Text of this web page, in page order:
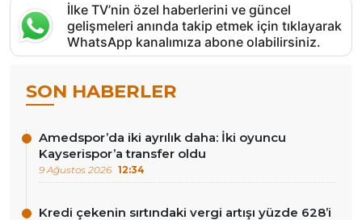
İlke TV’nin özel haberlerini ve güncel
gelişmeleri anında takip etmek için tıklayarak
WhatsApp kanalımıza abone olabilirsiniz.
SON HABERLER
Amedspor’da iki ayrılık daha: İki oyuncu
Kayserispor’a transfer oldu
9 Ağustos 2026 12:34
Kredi çekenin sırtındaki vergi artışı yüzde 628’i